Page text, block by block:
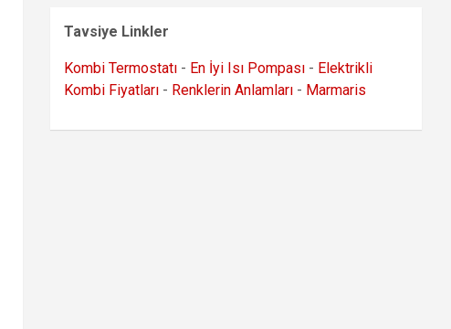
Tavsiye Linkler
Kombi Termostatı - En İyi Isı Pompası - Elektrikli
Kombi Fiyatları - Renklerin Anlamları - Marmaris